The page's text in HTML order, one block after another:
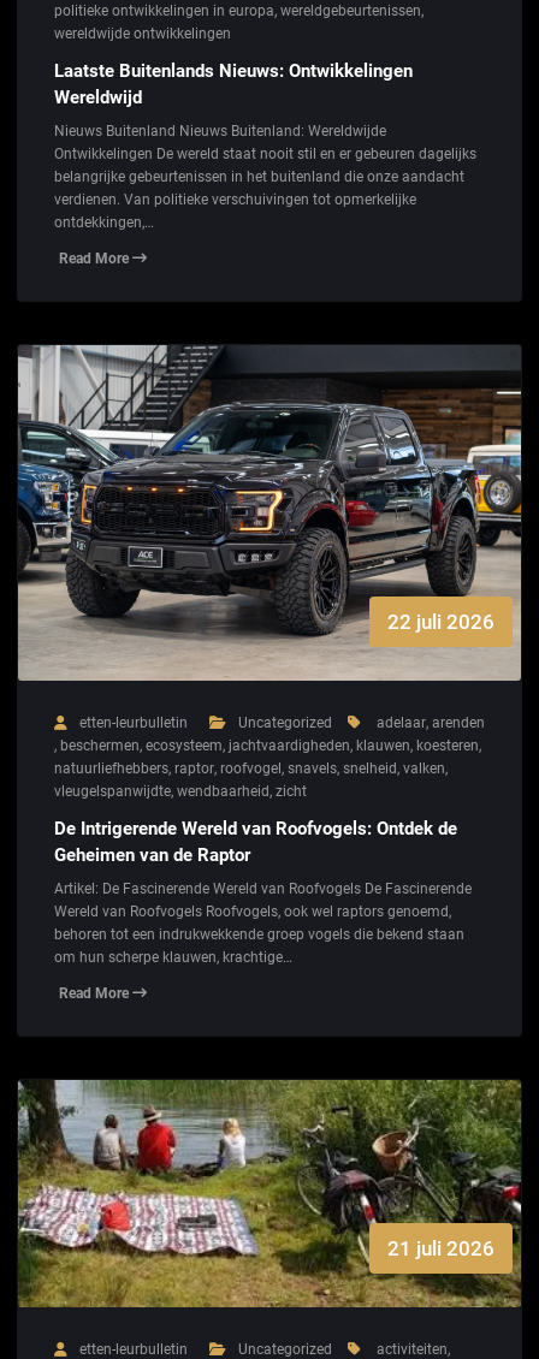
politieke ontwikkelingen in europa, wereldgebeurtenissen,
wereldwijde ontwikkelingen
Laatste Buitenlands Nieuws: Ontwikkelingen
Wereldwijd
Nieuws Buitenland Nieuws Buitenland: Wereldwijde
Ontwikkelingen De wereld staat nooit stil en er gebeuren dagelijks
belangrijke gebeurtenissen in het buitenland die onze aandacht
verdienen. Van politieke verschuivingen tot opmerkelijke
ontdekkingen,…
Read More
22 juli 2026
etten-leurbulletin Uncategorized adelaar, arenden
, beschermen, ecosysteem, jachtvaardigheden, klauwen, koesteren,
natuurliefhebbers, raptor, roofvogel, snavels, snelheid, valken,
vleugelspanwijdte, wendbaarheid, zicht
De Intrigerende Wereld van Roofvogels: Ontdek de
Geheimen van de Raptor
Artikel: De Fascinerende Wereld van Roofvogels De Fascinerende
Wereld van Roofvogels Roofvogels, ook wel raptors genoemd,
behoren tot een indrukwekkende groep vogels die bekend staan
om hun scherpe klauwen, krachtige…
Read More
21 juli 2026
etten-leurbulletin Uncategorized activiteiten,